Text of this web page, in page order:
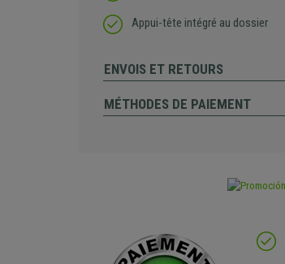
Appui-tête intégré au dossier
ENVOIS ET RETOURS
MÉTHODES DE PAIEMENT